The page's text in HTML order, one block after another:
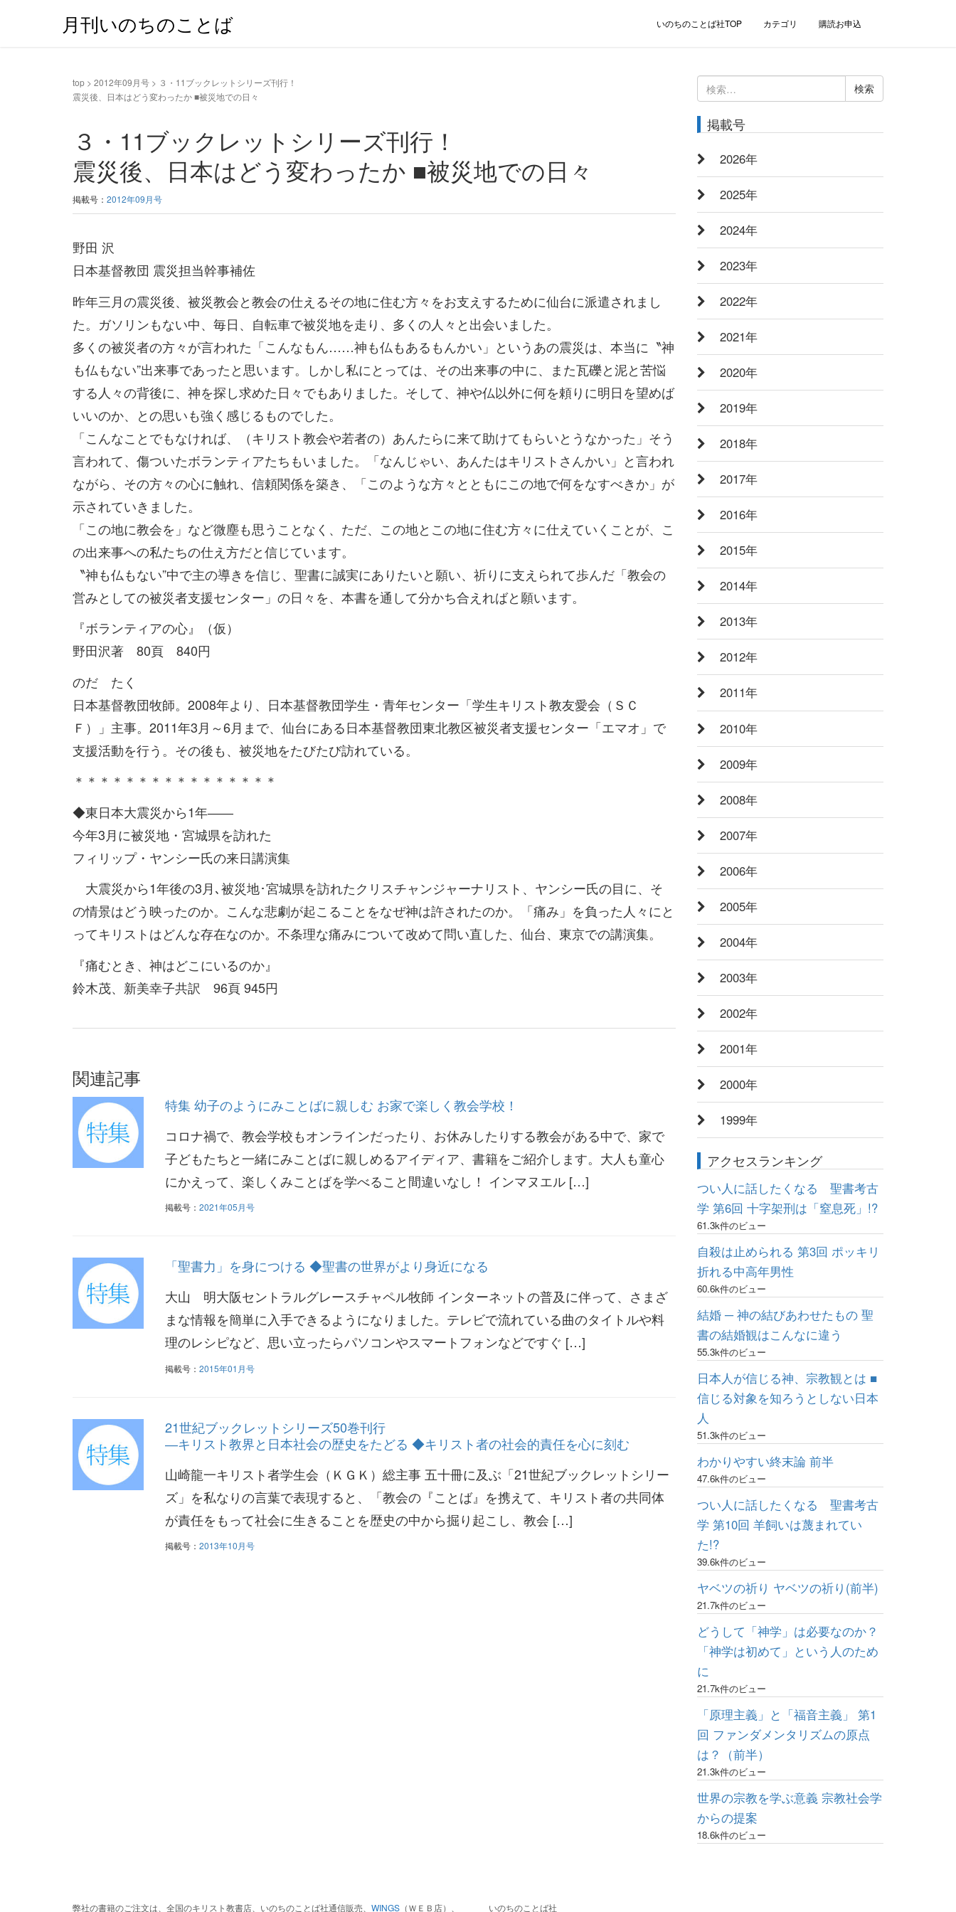
月刊いのちのことば いのちのことば社TOP カテゴリ 購読お申込
top > 2012年09月号 > ３・11ブックレットシリーズ刊行！
震災後、日本はどう変わったか ■被災地での日々
３・11ブックレットシリーズ刊行！
震災後、日本はどう変わったか ■被災地での日々
掲載号： 2012年09月号
野田 沢
日本基督教団 震災担当幹事補佐
昨年三月の震災後、被災教会と教会の仕えるその地に住む方々をお支えするために仙台に派遣されまし
た。ガソリンもない中、毎日、自転車で被災地を走り、多くの人々と出会いました。
多くの被災者の方々が言われた「こんなもん……神も仏もあるもんかい」というあの震災は、本当に〝神
も仏もない”出来事であったと思います。しかし私にとっては、その出来事の中に、また瓦礫と泥と苦悩
する人々の背後に、神を探し求めた日々でもありました。そして、神や仏以外に何を頼りに明日を望めば
いいのか、との思いも強く感じるものでした。
「こんなことでもなければ、（キリスト教会や若者の）あんたらに来て助けてもらいとうなかった」そう
言われて、傷ついたボランティアたちもいました。「なんじゃい、あんたはキリストさんかい」と言われ
ながら、その方々の心に触れ、信頼関係を築き、「このような方々とともにこの地で何をなすべきか」が
示されていきました。
「この地に教会を」など微塵も思うことなく、ただ、この地とこの地に住む方々に仕えていくことが、こ
の出来事への私たちの仕え方だと信じています。
〝神も仏もない”中で主の導きを信じ、聖書に誠実にありたいと願い、祈りに支えられて歩んだ「教会の
営みとしての被災者支援センター」の日々を、本書を通して分かち合えればと願います。
『ボランティアの心』（仮）
野田沢著 80頁 840円
のだ たく
日本基督教団牧師。2008年より、日本基督教団学生・青年センター「学生キリスト教友愛会（ＳＣ
Ｆ）」主事。2011年3月～6月まで、仙台にある日本基督教団東北教区被災者支援センター「エマオ」で
支援活動を行う。その後も、被災地をたびたび訪れている。
＊＊＊＊＊＊＊＊＊＊＊＊＊＊＊＊
◆東日本大震災から1年――
今年3月に被災地・宮城県を訪れた
フィリップ・ヤンシー氏の来日講演集
大震災から1年後の3月､被災地･宮城県を訪れたクリスチャンジャーナリスト、ヤンシー氏の目に、そ
の情景はどう映ったのか。こんな悲劇が起こることをなぜ神は許されたのか。「痛み」を負った人々にと
ってキリストはどんな存在なのか。不条理な痛みについて改めて問い直した、仙台、東京での講演集。
『痛むとき、神はどこにいるのか』
鈴木茂、新美幸子共訳 96頁 945円
関連記事
特集 幼子のようにみことばに親しむ お家で楽しく教会学校！
コロナ禍で、教会学校もオンラインだったり、お休みしたりする教会がある中で、家で
子どもたちと一緒にみことばに親しめるアイディア、書籍をご紹介します。大人も童心
にかえって、楽しくみことばを学べること間違いなし！ インマヌエル […]
掲載号： 2021年05月号
「聖書力」を身につける ◆聖書の世界がより身近になる
大山 明大阪セントラルグレースチャペル牧師 インターネットの普及に伴って、さまざ
まな情報を簡単に入手できるようになりました。テレビで流れている曲のタイトルや料
理のレシピなど、思い立ったらパソコンやスマートフォンなどですぐ […]
掲載号： 2015年01月号
21世紀ブックレットシリーズ50巻刊行
―キリスト教界と日本社会の歴史をたどる ◆キリスト者の社会的責任を心に刻む
山崎龍一キリスト者学生会（ＫＧＫ）総主事 五十冊に及ぶ「21世紀ブックレットシリー
ズ」を私なりの言葉で表現すると、「教会の『ことば』を携えて、キリスト者の共同体
が責任をもって社会に生きることを歴史の中から掘り起こし、教会 […]
掲載号： 2013年10月号
検
索:
掲載号
2026年
2025年
2024年
2023年
2022年
2021年
2020年
2019年
2018年
2017年
2016年
2015年
2014年
2013年
2012年
2011年
2010年
2009年
2008年
2007年
2006年
2005年
2004年
2003年
2002年
2001年
2000年
1999年
アクセスランキング
つい人に話したくなる 聖書考古
学 第6回 十字架刑は「窒息死」!?
61.3k件のビュー
自殺は止められる 第3回 ポッキリ
折れる中高年男性
60.6k件のビュー
結婚 ─ 神の結びあわせたもの 聖
書の結婚観はこんなに違う
55.3k件のビュー
日本人が信じる神、宗教観とは ■
信じる対象を知ろうとしない日本
人
51.3k件のビュー
わかりやすい終末論 前半
47.6k件のビュー
つい人に話したくなる 聖書考古
学 第10回 羊飼いは蔑まれてい
た!?
39.6k件のビュー
ヤベツの祈り ヤベツの祈り(前半)
21.7k件のビュー
どうして「神学」は必要なのか？
「神学は初めて」という人のため
に
21.7k件のビュー
「原理主義」と「福音主義」 第1
回 ファンダメンタリズムの原点
は？（前半）
21.3k件のビュー
世界の宗教を学ぶ意義 宗教社会学
からの提案
18.6k件のビュー
弊社の書籍のご注文は、全国のキリスト教書店、いのちのことば社通信販売、 WINGS （ＷＥＢ店）、 いのちのことば社